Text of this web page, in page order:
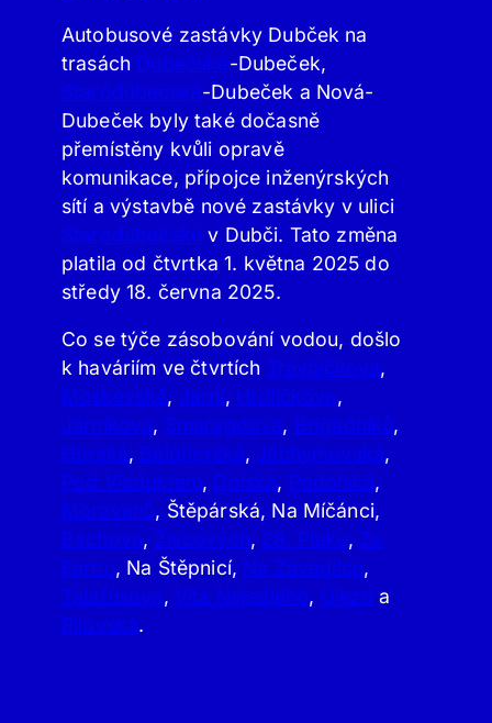
Autobusové zastávky Dubček na
trasách Dubečská-Dubeček,
Starodubečská-Dubeček a Nová-
Dubeček byly také dočasně
přemístěny kvůli opravě
komunikace, přípojce inženýrských
sítí a výstavbě nové zastávky v ulici
Starodubečské v Dubči. Tato změna
platila od čtvrtka 1. května 2025 do
středy 18. června 2025.
Co se týče zásobování vodou, došlo
k haváriím ve čtvrtích Trávníčkova,
Moskevská, Jarní, Hrdličkova,
Jarníkova, Smaragdová, Brigádníků,
Horská, Bělohorská, Jáchymovská,
Pod Viaduktem, Dolská, Podolská,
Moravanů, Štěpárská, Na Míčánci,
Bachova, Živcových, 28. Pluku, Za
Farou, Na Štěpnicí, Na Zavadilce,
Talafúsova, Víta Nejedlého, Újezd a
Pilovská.